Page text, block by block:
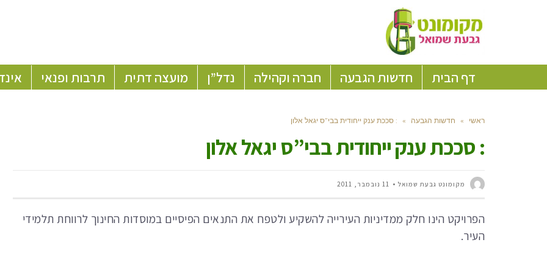
דף הבית חדשות הגבעה חברה וקהילה נדל”ן מועצה דתית תרבות ופנאי
ראשי » חדשות הגבעה » : סככת ענק ייחודית בבי”ס יגאל אלון
: סככת ענק ייחודית בבי”ס יגאל אלון
מקומונט גבעת שמואל 11 נובמבר, 2011
הפרויקט הינו חלק ממדיניות העירייה להשקיע ולטפח את התנאים הפיסיים במוסדות החינוך לרווחת תלמידי
העיר.